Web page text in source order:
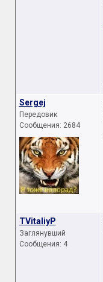
Sergej
Передовик
Сообщения: 2684
TVitaliyP
Заглянувший
Сообщения: 4